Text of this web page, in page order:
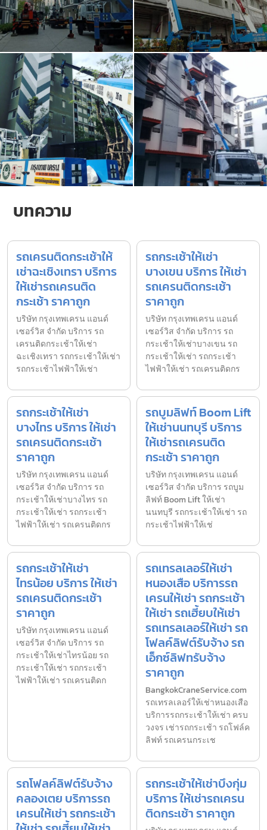
บทความ
รถเครนติดกระเช้าให้
เช่าฉะเชิงเทรา บริการ
ให้เช่ารถเครนติด
กระเช้า ราคาถูก
บริษัท กรุงเทพเครน แอนด์
เซอร์วิส จำกัด บริการ รถ
เครนติดกระเช้าให้เช่า
ฉะเชิงเทรา รถกระเช้าให้เช่า
รถกระเช้าไฟฟ้าให้เช่า
รถกระเช้าให้เช่า
บางเขน บริการ ให้เช่า
รถเครนติดกระเช้า
ราคาถูก
บริษัท กรุงเทพเครน แอนด์
เซอร์วิส จำกัด บริการ รถ
กระเช้าให้เช่าบางเขน รถ
กระเช้าให้เช่า รถกระเช้า
ไฟฟ้าให้เช่า รถเครนติดกร
รถกระเช้าให้เช่า
บางไทร บริการ ให้เช่า
รถเครนติดกระเช้า
ราคาถูก
บริษัท กรุงเทพเครน แอนด์
เซอร์วิส จำกัด บริการ รถ
กระเช้าให้เช่าบางไทร รถ
กระเช้าให้เช่า รถกระเช้า
ไฟฟ้าให้เช่า รถเครนติดกร
รถบูมลิฟท์ Boom Lift
ให้เช่านนทบุรี บริการ
ให้เช่ารถเครนติด
กระเช้า ราคาถูก
บริษัท กรุงเทพเครน แอนด์
เซอร์วิส จำกัด บริการ รถบูม
ลิฟท์ Boom Lift ให้เช่า
นนทบุรี รถกระเช้าให้เช่า รถ
กระเช้าไฟฟ้าให้เช่
รถกระเช้าให้เช่า
ไทรน้อย บริการ ให้เช่า
รถเครนติดกระเช้า
ราคาถูก
บริษัท กรุงเทพเครน แอนด์
เซอร์วิส จำกัด บริการ รถ
กระเช้าให้เช่าไทรน้อย รถ
กระเช้าให้เช่า รถกระเช้า
ไฟฟ้าให้เช่า รถเครนติดก
รถเทรลเลอร์ให้เช่า
หนองเสือ บริการรถ
เครนให้เช่า รถกระเช้า
ให้เช่า รถเฮี้ยบให้เช่า
รถเทรลเลอร์ให้เช่า รถ
โฟลค์ลิฟต์รับจ้าง รถ
เอ็กซ์ลิฟทรับจ้าง
ราคาถูก
BangkokCraneService.com
รถเทรลเลอร์ให้เช่าหนองเสือ
บริการรถกระเช้าให้เช่า ครบ
วงจร เช่ารถกระเช้า รถโฟล์ค
ลิฟท์ รถเครนกระเช
รถโฟลค์ลิฟต์รับจ้าง
คลองเตย บริการรถ
เครนให้เช่า รถกระเช้า
รถกระเช้าให้เช่าบึงกุ่ม
บริการ ให้เช่ารถเครน
ติดกระเช้า ราคาถูก